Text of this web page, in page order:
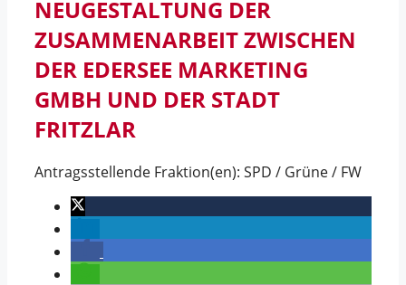
NEUGESTALTUNG DER
ZUSAMMENARBEIT ZWISCHEN
DER EDERSEE MARKETING
GMBH UND DER STADT
FRITZLAR
Antragsstellende Fraktion(en): SPD / Grüne / FW